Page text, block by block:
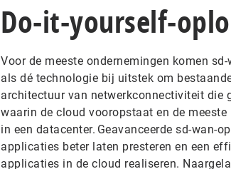
Do-it-yourself-
Voor de meeste ondernemingen komen
als dé technologie bij uitstek om
architectuur van netwerkconnectiviteit die
waarin de cloud vooropstaat en de
in een datacenter. Geavanceerde sd-wan-
applicaties beter laten presteren en een
applicaties in de cloud realiseren.